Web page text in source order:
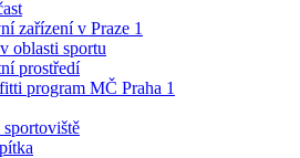
zařízení v Praze 1
oblasti sportu
prostředí
program MČ Praha 1